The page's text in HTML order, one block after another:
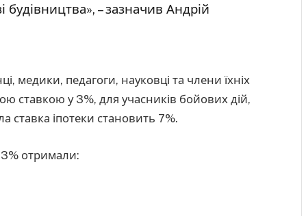
– зазначив Андрій
медики, педагоги, науковці та члени їхніх
ставкою у 3%, для учасників бойових дій,
ставка іпотеки становить 7%.
отримали: